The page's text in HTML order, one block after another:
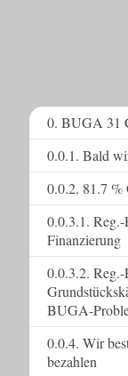
0. BUGA 31
0.0.1. Bald
0.0.2. 81.7 %
0.0.3.1. Reg.-
Finanzierung
0.0.3.2. Reg.-
BUGA-
0.0.4. Wir
bezahlen